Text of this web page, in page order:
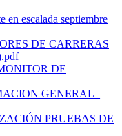
en escalada septiembre
DE CARRERAS
DE
GENERAL_
PRUEBAS DE